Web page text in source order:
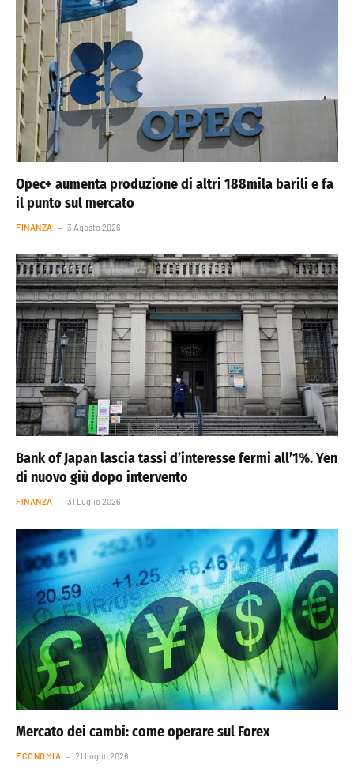
Opec+ aumenta produzione di altri 188mila barili e fa
il punto sul mercato
FINANZA 3 Agosto 2026
Bank of Japan lascia tassi d’interesse fermi all’1%. Yen
di nuovo giù dopo intervento
FINANZA 31 Luglio 2026
Mercato dei cambi: come operare sul Forex
ECONOMIA 21 Luglio 2026